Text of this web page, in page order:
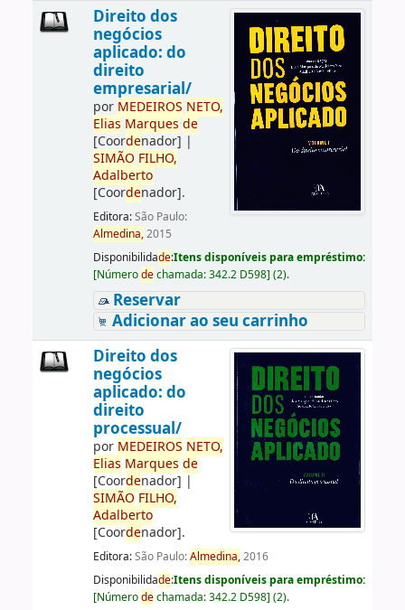
Direito dos
negócios
aplicado: do
direito
empresarial/
por MEDEIROS NETO,
Elias Marques de
[Coordenador] |
SIMÃO FILHO,
Adalberto
[Coordenador].
Editora:São Paulo:
Almedina,2015
Disponibilidade:Itens disponíveis para empréstimo:
[Númerodechamada:342.2 D598] (2).
Reservar
Adicionar ao seu carrinho
Direito dos
negócios
aplicado: do
direito
processual/
por MEDEIROS NETO,
Elias Marques de
[Coordenador] |
SIMÃO FILHO,
Adalberto
[Coordenador].
Editora:São Paulo:Almedina,2016
Disponibilidade:Itens disponíveis para empréstimo:
[Númerodechamada:342.2 D598] (2).